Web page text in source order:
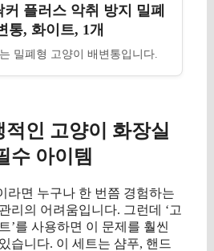
플러스 악취 방지 밀폐
통, 화이트, 1개
밀폐형 고양이 배변통입니다.
인 고양이 화장실
수 아이템
라면 누구나 한 번쯤 경험하는
리의 어려움입니다. 그런데 ‘고
’를 사용하면 이 문제를 훨씬
습니다. 이 세트는 샴푸, 핸드